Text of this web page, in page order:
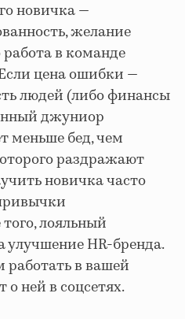
новичка —
желание
работа в команде
цена ошибки —
людей (либо финансы
джуниор
меньше бед, чем
раздражают
новичка часто
лояльный
улучшение HR-бренда.
работать в вашей
ней в соцсетях.